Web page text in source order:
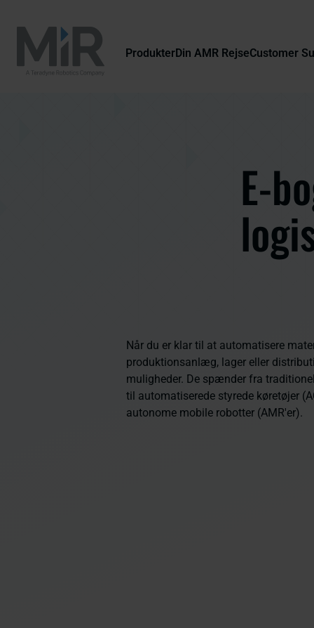
ProdukterDin AMR RejseCustomer
E-
Når du er klar til at automatisere
produktionsanlæg, lager eller
muligheder. De spænder fra
til automatiserede styrede køretøjer
autonome mobile robotter (AMR'er).